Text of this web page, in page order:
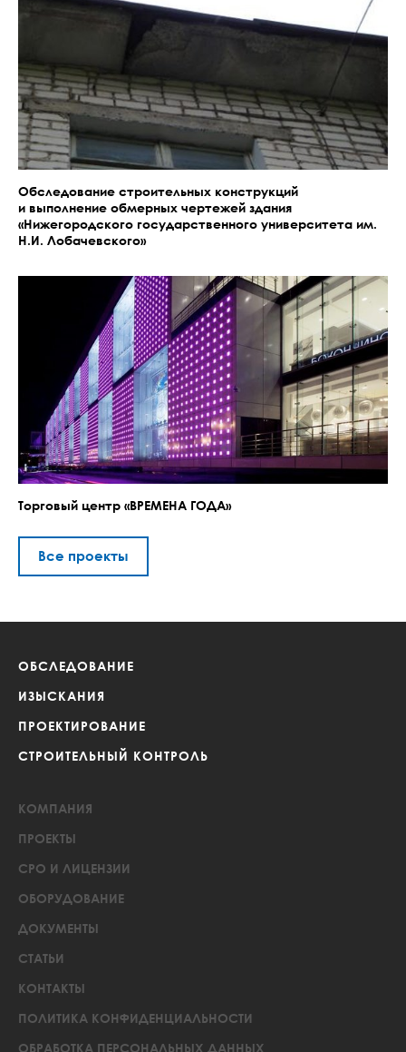
Обследование строительных конструкций
и выполнение обмерных чертежей здания
«Нижегородского государственного университета им.
Н.И. Лобачевского»
Торговый центр «ВРЕМЕНА ГОДА»
Все проекты
ОБСЛЕДОВАНИЕ
ИЗЫСКАНИЯ
ПРОЕКТИРОВАНИЕ
СТРОИТЕЛЬНЫЙ КОНТРОЛЬ
КОМПАНИЯ
ПРОЕКТЫ
СРО И ЛИЦЕНЗИИ
ОБОРУДОВАНИЕ
ДОКУМЕНТЫ
СТАТЬИ
КОНТАКТЫ
ПОЛИТИКА КОНФИДЕНЦИАЛЬНОСТИ
ОБРАБОТКА ПЕРСОНАЛЬНЫХ ДАННЫХ